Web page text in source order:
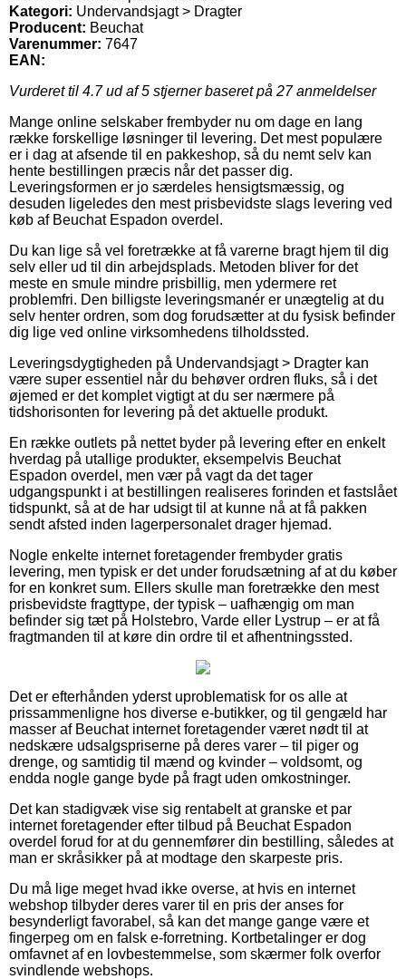
Kategori: Undervandsjagt > Dragter
Producent: Beuchat
Varenummer: 7647
EAN:
Vurderet til 4.7ud af 5 stjerner baseret på 27anmeldelser
Mange online selskaber frembyder nu om dage en lang
række forskellige løsninger til levering. Det mest populære
er i dag at afsende til en pakkeshop, så du nemt selv kan
hente bestillingen præcis når det passer dig.
Leveringsformen er jo særdeles hensigtsmæssig, og
desuden ligeledes den mest prisbevidste slags levering ved
køb af Beuchat Espadon overdel.
Du kan lige så vel foretrække at få varerne bragt hjem til dig
selv eller ud til din arbejdsplads. Metoden bliver for det
meste en smule mindre prisbillig, men ydermere ret
problemfri. Den billigste leveringsmanér er unægtelig at du
selv henter ordren, som dog forudsætter at du fysisk befinder
dig lige ved online virksomhedens tilholdssted.
Leveringsdygtigheden på Undervandsjagt > Dragter kan
være super essentiel når du behøver ordren fluks, så i det
øjemed er det komplet vigtigt at du ser nærmere på
tidshorisonten for levering på det aktuelle produkt.
En række outlets på nettet byder på levering efter en enkelt
hverdag på utallige produkter, eksempelvis Beuchat
Espadon overdel, men vær på vagt da det tager
udgangspunkt i at bestillingen realiseres forinden et fastslået
tidspunkt, så at de har udsigt til at kunne nå at få pakken
sendt afsted inden lagerpersonalet drager hjemad.
Nogle enkelte internet foretagender frembyder gratis
levering, men typisk er det under forudsætning af at du køber
for en konkret sum. Ellers skulle man foretrække den mest
prisbevidste fragttype, der typisk – uafhængig om man
befinder sig tæt på Holstebro, Varde eller Lystrup – er at få
fragtmanden til at køre din ordre til et afhentningssted.
Det er efterhånden yderst uproblematisk for os alle at
prissammenligne hos diverse e-butikker, og til gengæld har
masser af Beuchat internet foretagender været nødt til at
nedskære udsalgspriserne på deres varer – til piger og
drenge, og samtidig til mænd og kvinder – voldsomt, og
endda nogle gange byde på fragt uden omkostninger.
Det kan stadigvæk vise sig rentabelt at granske et par
internet foretagender efter tilbud på Beuchat Espadon
overdel forud for at du gennemfører din bestilling, således at
man er skråsikker på at modtage den skarpeste pris.
Du må lige meget hvad ikke overse, at hvis en internet
webshop tilbyder deres varer til en pris der anses for
besynderligt favorabel, så kan det mange gange være et
fingerpeg om en falsk e-forretning. Kortbetalinger er dog
omfavnet af en lovbestemmelse, som skærmer folk overfor
svindlende webshops.